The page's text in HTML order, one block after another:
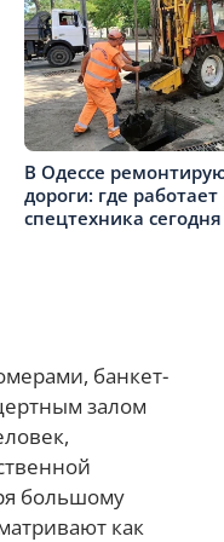
В Одессе
дороги: где работает
спецтехника сегодня
банкет-
залом
большому
как